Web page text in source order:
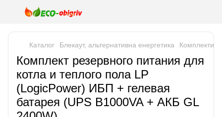
Каталог Блекаут, альтернативна енергетика Комплекти
Комплект резервного питания для
котла и теплого пола LP
(LogicPower) ИБП + гелевая
батарея (UPS B1000VA + АКБ GL